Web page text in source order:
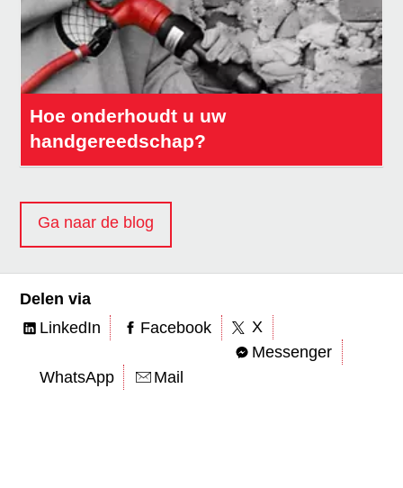
Hoe onderhoudt u uw
handgereedschap?
Ga naar de blog
Delen via
LinkedIn
Facebook
X
Messenger
WhatsApp
Mail